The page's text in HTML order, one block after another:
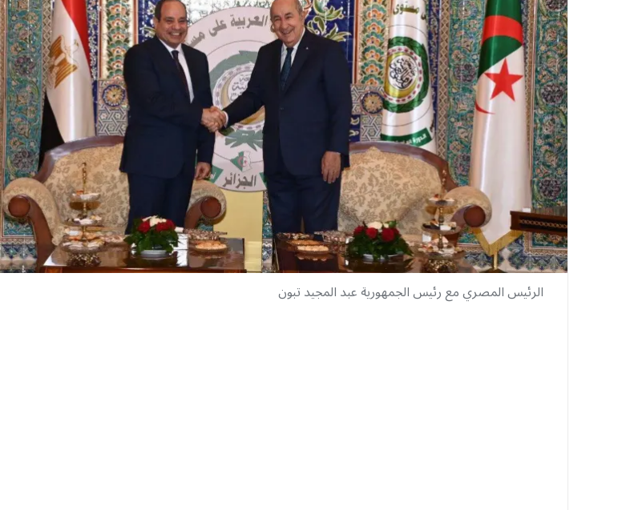
الرئيس المصري مع رئيس الجمهورية عبد المجيد تبون